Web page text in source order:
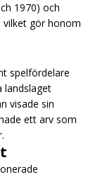
1970) och
vilket gör honom
spelfördelare
landslaget
visade sin
ett arv som